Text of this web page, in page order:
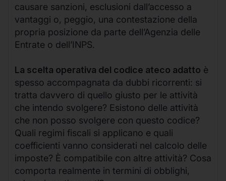
causare sanzioni, esclusioni dall’accesso a
vantaggi o, peggio, una contestazione della
propria posizione da parte dell’Agenzia delle
Entrate o dell’INPS.
La scelta operativa del codice ateco adatto è
spesso accompagnata da dubbi ricorrenti: si
tratta davvero di quello giusto per le attività
che intendo svolgere? Esistono delle attività
che non posso svolgere con questo codice?
Quali regimi fiscali si applicano e quali
coefficienti vanno considerati nel calcolo delle
imposte? È compatibile con altre attività? Cosa
comporta realmente in termini di obblighi,